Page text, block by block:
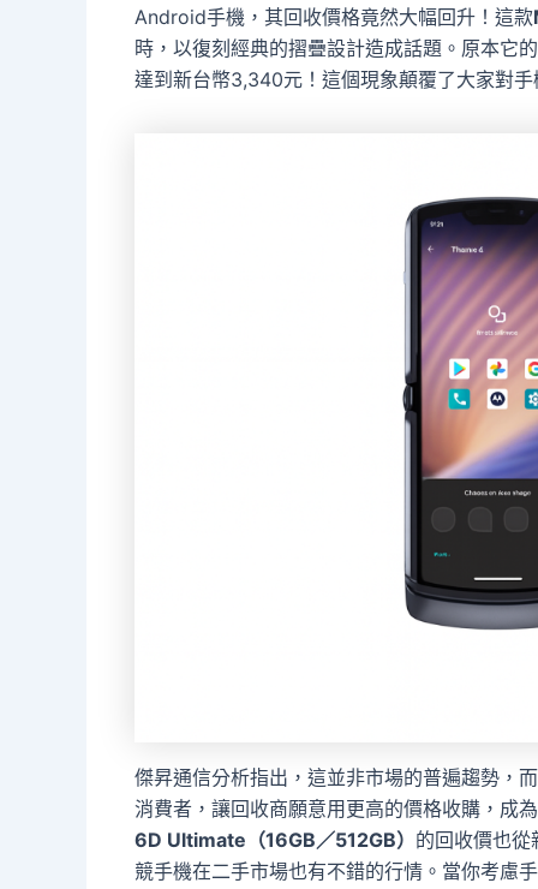
Android手機，其回收價格竟然大幅回升！這款
時，以復刻經典的摺疊設計造成話題。原本它
達到新台幣3,340元！這個現象顛覆了大家對
傑昇通信分析指出，這並非市場的普遍趨勢，
消費者，讓回收商願意用更高的價格收購，成
6D Ultimate（16GB／512GB） 的回收價也
競手機在二手市場也有不錯的行情。當你考慮